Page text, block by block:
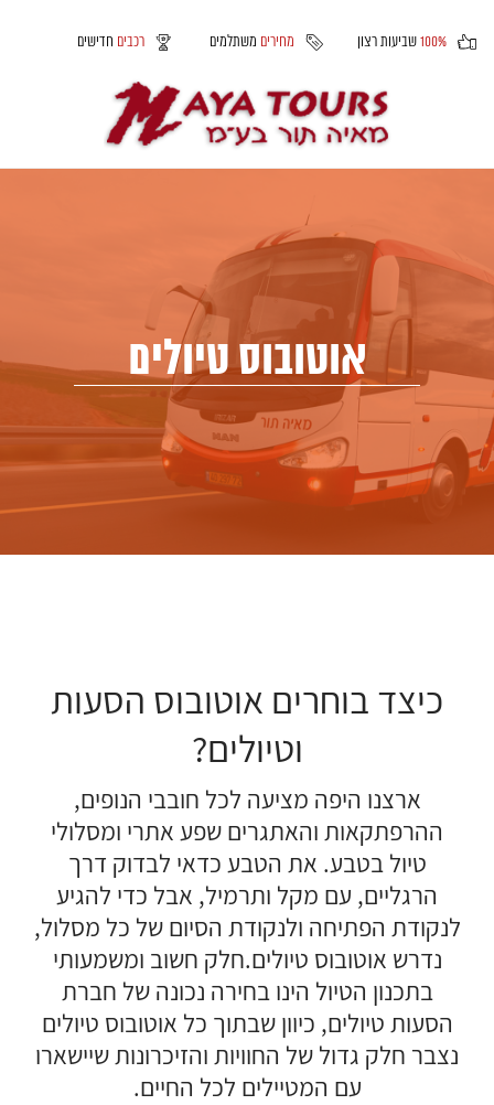
100%שביעות רצון מחירים משתלמים רכבים חדישים
אוטובוס טיולים
כיצד בוחרים אוטובוס הסעות
וטיולים?
ארצנו היפה מציעה לכל חובבי הנופים,
ההרפתקאות והאתגרים שפע אתרי ומסלולי
טיול בטבע. את הטבע כדאי לבדוק דרך
הרגליים, עם מקל ותרמיל, אבל כדי להגיע
לנקודת הפתיחה ולנקודת הסיום של כל מסלול,
נדרש אוטובוס טיולים.חלק חשוב ומשמעותי
בתכנון הטיול הינו בחירה נכונה של חברת
הסעות טיולים, כיוון שבתוך כל אוטובוס טיולים
נצבר חלק גדול של החוויות והזיכרונות שיישארו
עם המטיילים לכל החיים.